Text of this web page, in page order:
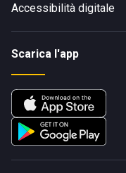
Accessibilità digitale
Scarica l'app